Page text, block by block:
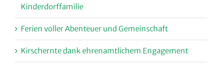
Kinderdorffamilie
Ferien voller Abenteuer und Gemeinschaft
Kirschernte dank ehrenamtlichem Engagement